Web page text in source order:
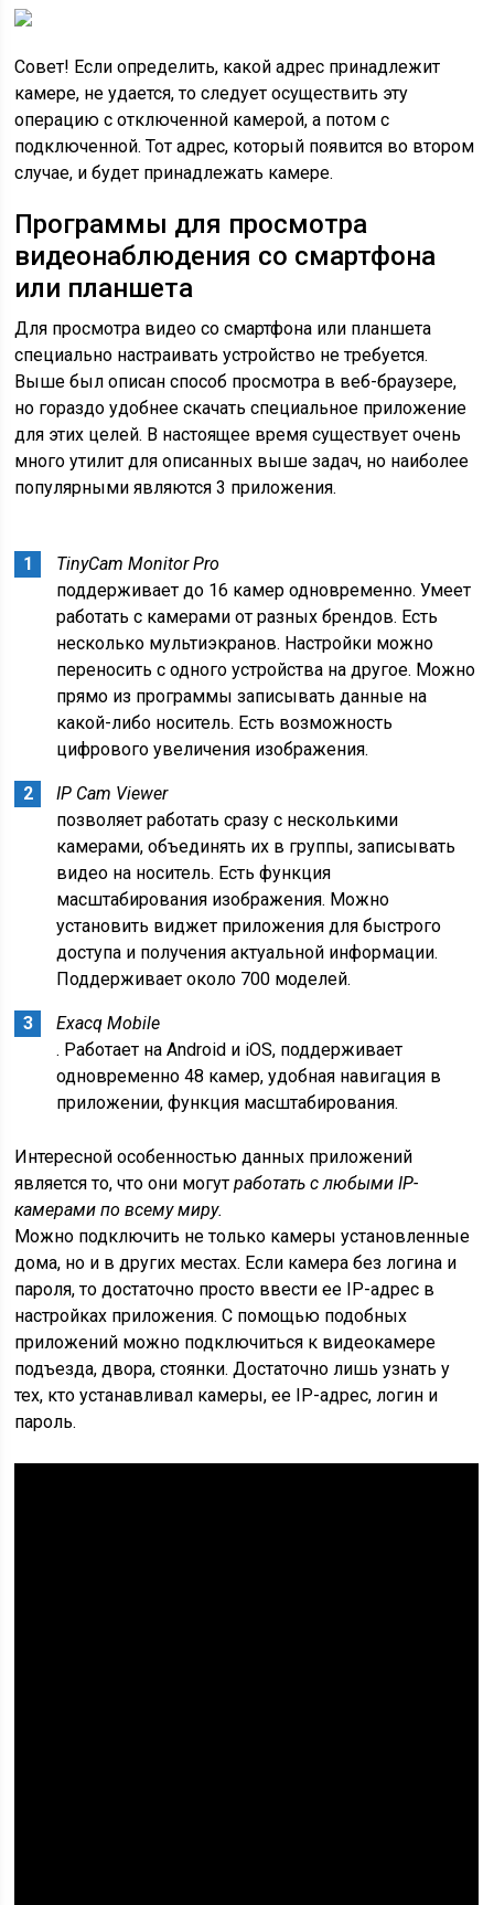
Совет! Если определить, какой адрес принадлежит
камере, не удается, то следует осуществить эту
операцию с отключенной камерой, а потом с
подключенной. Тот адрес, который появится во втором
случае, и будет принадлежать камере.
Программы для просмотра
видеонаблюдения со смартфона
или планшета
Для просмотра видео со смартфона или планшета
специально настраивать устройство не требуется.
Выше был описан способ просмотра в веб-браузере,
но гораздо удобнее скачать специальное приложение
для этих целей. В настоящее время существует очень
много утилит для описанных выше задач, но наиболее
популярными являются 3 приложения.
TinyCam Monitor Pro
поддерживает до 16 камер одновременно. Умеет
работать с камерами от разных брендов. Есть
несколько мультиэкранов. Настройки можно
переносить с одного устройства на другое. Можно
прямо из программы записывать данные на
какой-либо носитель. Есть возможность
цифрового увеличения изображения.
IP Cam Viewer
позволяет работать сразу с несколькими
камерами, объединять их в группы, записывать
видео на носитель. Есть функция
масштабирования изображения. Можно
установить виджет приложения для быстрого
доступа и получения актуальной информации.
Поддерживает около 700 моделей.
Exacq Mobile
. Работает на Android и iOS, поддерживает
одновременно 48 камер, удобная навигация в
приложении, функция масштабирования.
Интересной особенностью данных приложений
является то, что они могутработать с любыми IP-
камерами по всему миру.
Можно подключить не только камеры установленные
дома, но и в других местах. Если камера без логина и
пароля, то достаточно просто ввести ее IP-адрес в
настройках приложения. С помощью подобных
приложений можно подключиться к видеокамере
подъезда, двора, стоянки. Достаточно лишь узнать у
тех, кто устанавливал камеры, ее IP-адрес, логин и
пароль.